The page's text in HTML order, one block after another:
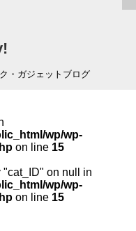
・ガジェットブログ
wp/wp-
on line 15
"cat_ID" on null in
wp/wp-
on line 15